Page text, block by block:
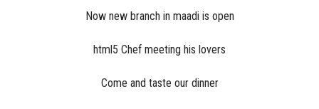
Now new branch in maadi is open
html5 Chef meeting his lovers
Come and taste our dinner